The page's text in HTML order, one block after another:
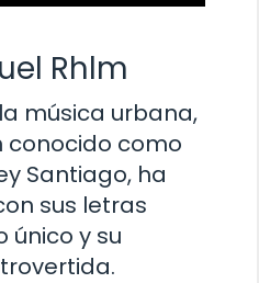
Rhlm
música urbana,
conocido como
Santiago, ha
sus letras
único y su